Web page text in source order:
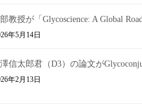
教授が「Glycoscience: A Global
年5月14日
信太郎君（D3）の論文が
年2月13日